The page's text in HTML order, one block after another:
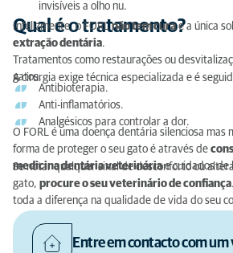
invisíveis a olho nu.
Qual é o tratamento?
Infelizmente, o FORLnão tem curae a única
extração dentária.
Tratamentos como restaurações ou
gatos.
A cirurgia exige técnica especializada e é
Antibioterapia.
Anti-inflamatórios.
Analgésicos para controlar a dor.
O FORL é uma doença dentária silenciosa mas
forma de proteger o seu gato é através de
medicina dentária veterináriae cuidados de
Se notar qualquer sinal de desconforto ou
gato, procure o seu veterinário de confiança
toda a diferença na qualidade de vida do seu
Entre em contacto com